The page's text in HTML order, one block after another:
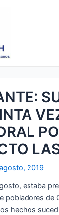
2019
estaba
pobladores de
hechos